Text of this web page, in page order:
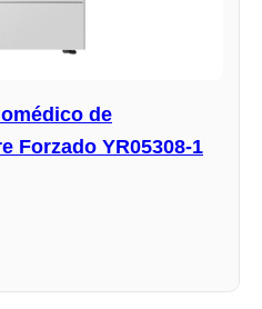
de
Forzado YR05308-1